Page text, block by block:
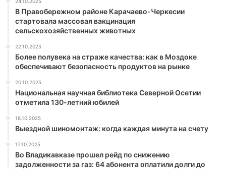
В Правобережном районе Карачаево-Черкесии
стартовала массовая вакцинация
сельскохозяйственных животных
22.10.2025
Более полувека на страже качества: как в Моздоке
обеспечивают безопасность продуктов на рынке
20.10.2025
Национальная научная библиотека Северной Осетии
отметила 130-летний юбилей
18.10.2025
Выездной шиномонтаж: когда каждая минута на счету
17.10.2025
Во Владикавказе прошел рейд по снижению
задолженности за газ: 64 абонента оплатили долги до